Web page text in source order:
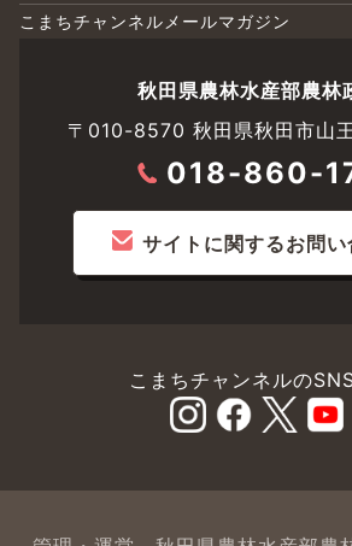
こまちチャンネルメールマガジン
秋田県農林水産部農林
〒010-8570 秋田県秋田市山
018-860-
サイトに関するお問い
こまちチャンネルの